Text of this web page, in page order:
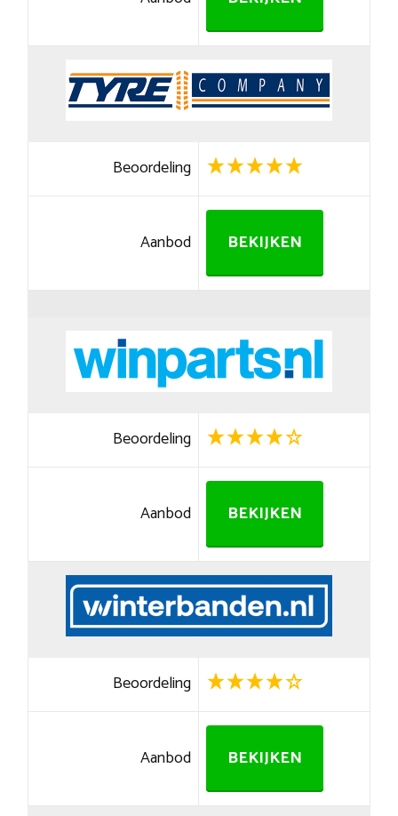
Beoordeling
Aanbod BEKIJKEN
Beoordeling
Aanbod BEKIJKEN
Beoordeling
Aanbod BEKIJKEN